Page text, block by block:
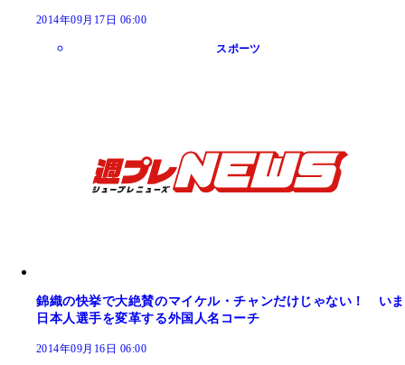
2014年09月17日 06:00
スポーツ
錦織の快挙で大絶賛のマイケル・チャンだけじゃない！ いま
日本人選手を変革する外国人名コーチ
2014年09月16日 06:00